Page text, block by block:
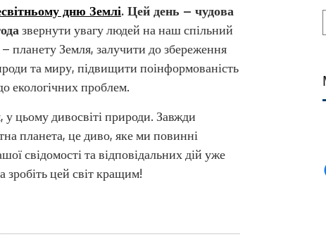
дню Землі. Цей день – чудова
звернути увагу людей на наш спільний
– планету Земля, залучити до збереження
та миру, підвищити поінформованість
екологічних проблем.
цьому дивосвіті природи. Завжди
планета, це диво, яке ми повинні
свідомості та відповідальних дій уже
зробіть цей світ кращим!